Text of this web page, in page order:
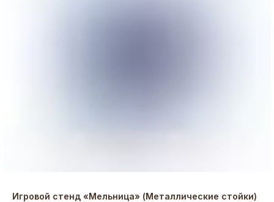
Игровой стенд «Мельница» (Металлические стойки)